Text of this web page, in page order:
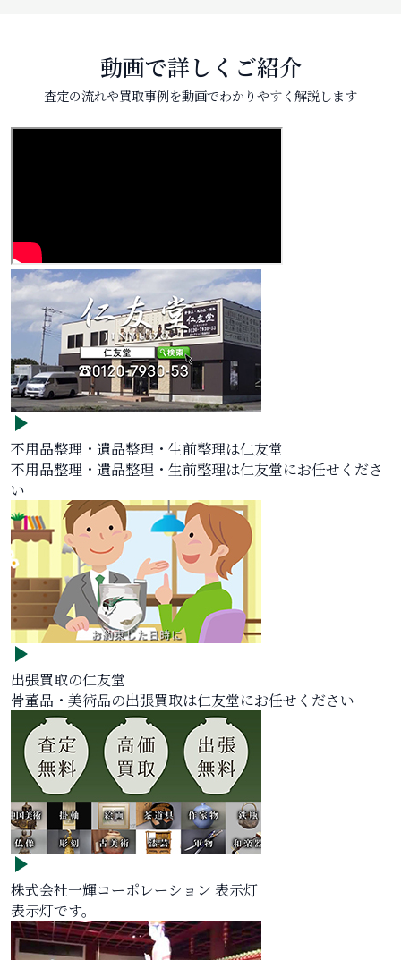
動画で詳しくご紹介
査定の流れや買取事例を動画でわかりやすく解説します
不用品整理・遺品整理・生前整理は仁友堂
不用品整理・遺品整理・生前整理は仁友堂にお任せくださ
い
出張買取の仁友堂
骨董品・美術品の出張買取は仁友堂にお任せください
株式会社一輝コーポレーション 表示灯
表示灯です。